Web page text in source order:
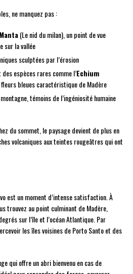
ne manquez pas :
(Le nid du milan), un point de vue
sur la vallée
sculptées par l’érosion
espèces rares comme l’Echium
fleurs bleues caractéristique de Madère
témoins de l’ingéniosité humaine
du sommet, le paysage devient de plus en
volcaniques aux teintes rougeâtres qui ont
est un moment d’intense satisfaction. À
trouvez au point culminant de Madère,
sur l’île et l’océan Atlantique. Par
les îles voisines de Porto Santo et des
qui offre un abri bienvenu en cas de